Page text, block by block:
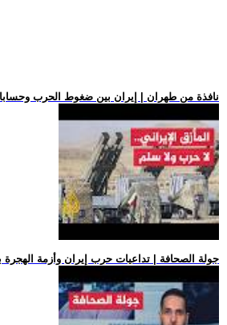
.. نافذة من طهران | إيران بين ضغوط الحرب
.. جولة الصحافة | تداعيات حرب إيران وأزمة الهجرة